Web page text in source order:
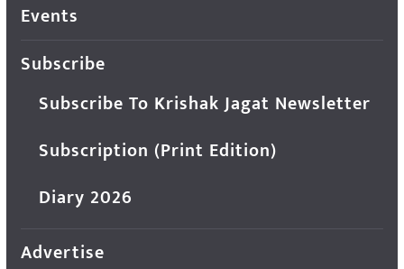
Events
Subscribe
Subscribe To Krishak Jagat Newsletter
Subscription (Print Edition)
Diary 2026
Advertise